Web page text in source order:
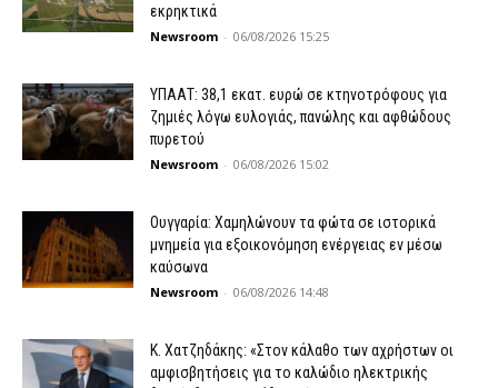
εκρηκτικά
Newsroom - 06/08/2026 15:25
ΥΠΑΑΤ: 38,1 εκατ. ευρώ σε κτηνοτρόφους για
ζημιές λόγω ευλογιάς, πανώλης και αφθώδους
πυρετού
Newsroom - 06/08/2026 15:02
Ουγγαρία: Χαμηλώνουν τα φώτα σε ιστορικά
μνημεία για εξοικονόμηση ενέργειας εν μέσω
καύσωνα
Newsroom - 06/08/2026 14:48
Κ. Χατζηδάκης: «Στον κάλαθο των αχρήστων οι
αμφισβητήσεις για το καλώδιο ηλεκτρικής